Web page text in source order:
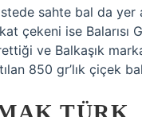
sahte bal da yer
çekeni ise Balarısı
ve Balkaşık
850 gr’lık çiçek
TÜRK